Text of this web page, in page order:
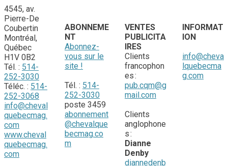
4545, av.
Pierre-De
Coubertin
Montréal,
Québec
H1V 0B2
Tél. : 514-
252-3030
​Téléc. : 514-
252-3068
info@cheval
quebecmag.
com
www.cheval
quebecmag.
com
ABONNEME
NT
Abonnez-
vous sur le
site !
Tél. : 514-
252-3030
poste 3459
abonnement
@chevalque
becmag.co
m
VENTES
PUBLICITA
IRES
Clients
francophon
es :
pub.cqm@g
mail.com
​Clients
anglophone
s :
Dianne
Denby
diannedenb
INFORMAT
ION
info@cheva
lquebecma
g.com